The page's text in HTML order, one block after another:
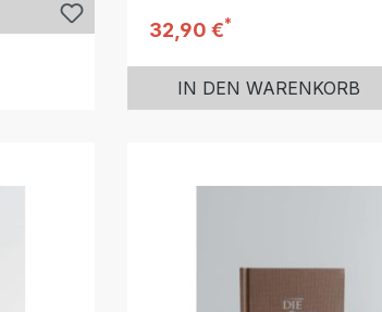
Regulärer Preis:
32,90 €*
IN DEN WARENKORB